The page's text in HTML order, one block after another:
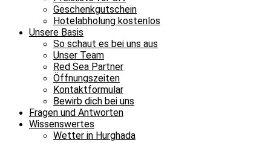
Geschenkgutschein
Hotelabholung kostenlos
Unsere Basis
So schaut es bei uns aus
Unser Team
Red Sea Partner
Öffnungszeiten
Kontaktformular
Bewirb dich bei uns
Fragen und Antworten
Wissenswertes
Wetter in Hurghada